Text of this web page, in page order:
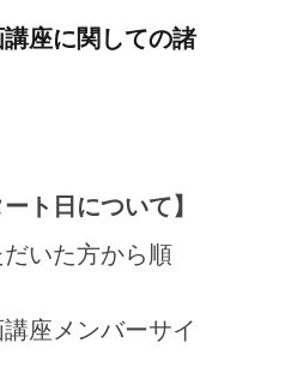
座に関しての諸
ト日について】
いた方から順
座メンバーサイ